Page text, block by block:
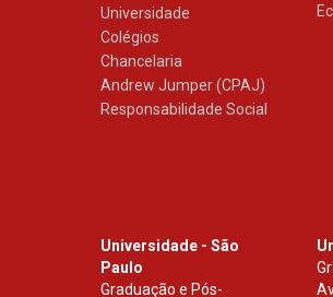
Universidade
Colégios
Chancelaria
Andrew Jumper (CPAJ)
Responsabilidade Social
Universidade - São
Paulo
Graduação e Pós-